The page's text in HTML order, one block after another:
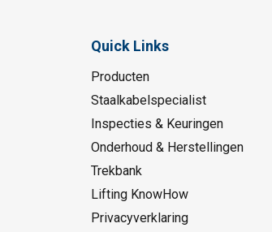
Quick Links
Producten
Staalkabelspecialist
Inspecties & Keuringen
Onderhoud & Herstellingen
Trekbank
Lifting KnowHow
Privacyverklaring